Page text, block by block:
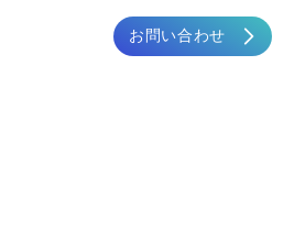
お問い合わせ